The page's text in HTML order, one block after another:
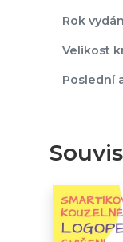
Rok
Velikost
Poslední